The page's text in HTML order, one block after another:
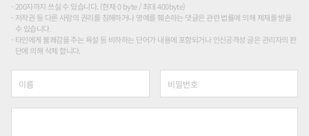
200자까지 쓰실 수 있습니다. (현재 0 byte / 최대 400byte)
저작권 등 다른 사람의 권리를 침해하거나 명예를 훼손하는 댓글은 관련 법률에 의해 제재를 받을
수 있습니다.
타인에게 불쾌감을 주는 욕설 등 비하하는 단어가 내용에 포함되거나 인신공격성 글은 관리자의 판
단에 의해 삭제 합니다.